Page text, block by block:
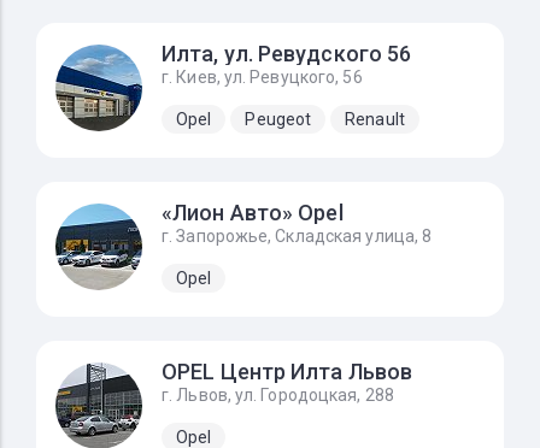
Илта, ул. Ревудского 56
г. Киев, ул. Ревуцкого, 56
Opel Peugeot Renault
«Лион Авто» Opel
г. Запорожье, Складская улица, 8
Opel
OPEL Центр Илта Львов
г. Львов, ул. Городоцкая, 288
Opel